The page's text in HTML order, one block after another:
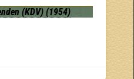
(KDV) (1954)